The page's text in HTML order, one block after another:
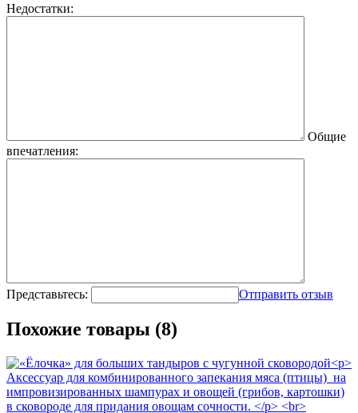
Недостатки:
Общие
впечатления:
Представьтесь: Отправить отзыв
Похожие товары (8)